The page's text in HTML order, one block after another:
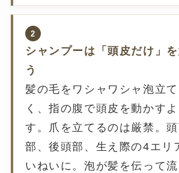
2
シャンプーは「頭皮だけ」
う
髪の毛をワシャワシャ泡立
く、指の腹で頭皮を動かす
す。爪を立てるのは厳禁。
部、後頭部、生え際の4エリ
いねいに。泡が髪を伝って